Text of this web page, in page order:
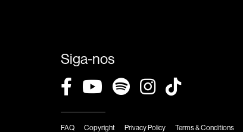
Siga-nos
FAQ Copyright Privacy Policy Terms & Conditions